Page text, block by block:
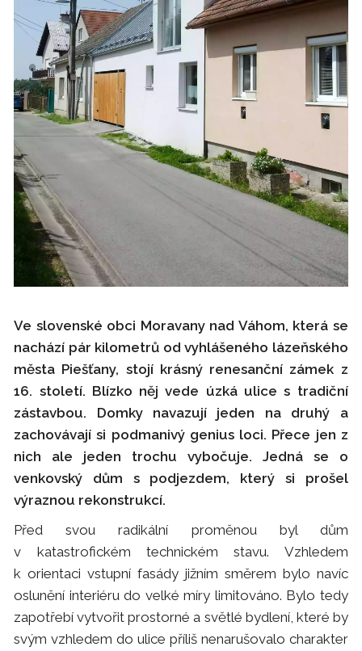
Ve slovenské obci Moravany nad Váhom, která se
nachází pár kilometrů od vyhlášeného lázeňského
města Piešťany, stojí krásný renesanční zámek z
16. století. Blízko něj vede úzká ulice s tradiční
zástavbou. Domky navazují jeden na druhý a
zachovávají si podmanivý genius loci. Přece jen z
nich ale jeden trochu vybočuje. Jedná se o
venkovský dům s podjezdem, který si prošel
výraznou rekonstrukcí.
Před svou radikální proměnou byl dům
v katastrofickém technickém stavu. Vzhledem
k orientaci vstupní fasády jižním směrem bylo navíc
oslunění interiéru do velké míry limitováno. Bylo tedy
zapotřebí vytvořit prostorné a světlé bydlení, které by
svým vzhledem do ulice příliš nenarušovalo charakter